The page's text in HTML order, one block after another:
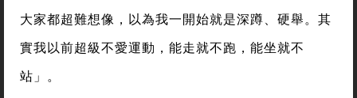
大家都超難想像，以為我一開始就是深蹲、硬舉。其
實我以前超級不愛運動，能走就不跑，能坐就不
站」。